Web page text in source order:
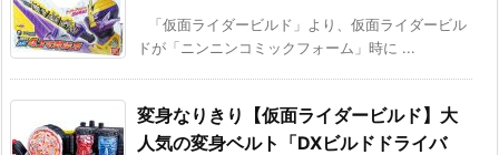
「仮面ライダービルド」より、仮面ライダービル
ドが「ニンニンコミックフォーム」時に ...
変身なりきり【仮面ライダービルド】大
人気の変身ベルト「DXビルドドライバ